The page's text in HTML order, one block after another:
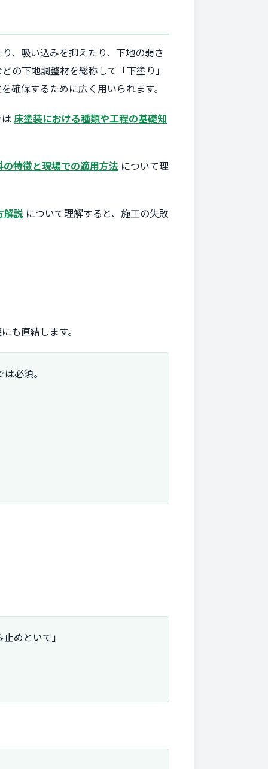
、吸い込みを抑えたり、下地の弱さ
の下地調整材を総称して「下塗り」
確保するために広く用いられます。
床塗装における種類や工程の基礎知
の特徴と現場での適用方法 について理
解説 について理解すると、施工の失敗
も直結します。
必須。
めといて」